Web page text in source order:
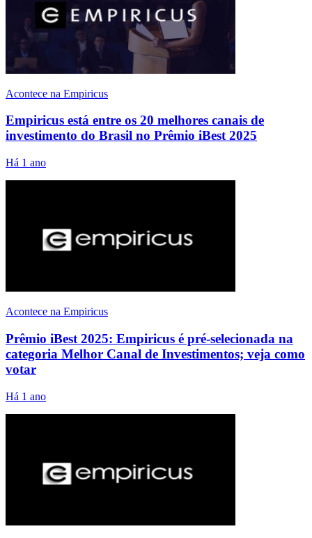
Acontece na Empiricus
Empiricus está entre os 20 melhores canais de
investimento do Brasil no Prêmio iBest 2025
Há 1 ano
Acontece na Empiricus
Prêmio iBest 2025: Empiricus é pré-selecionada na
categoria Melhor Canal de Investimentos; veja como
votar
Há 1 ano